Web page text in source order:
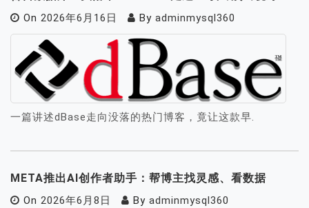
On 2026年6月16日 By adminmysql360
一篇讲述dBase走向没落的热门博客，竟让这款早.
META推出AI创作者助手：帮博主找灵感、看数据
On 2026年6月8日 By adminmysql360